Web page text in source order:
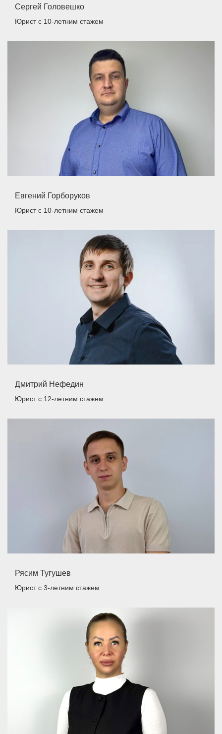
Сергей Головешко
Юристс 10-летним стажем
Евгений Горборуков
Юристс 10-летним стажем
Дмитрий Нефедин
Юристс 12-летним стажем
Рясим Тугушев
Юристс 3-летним стажем